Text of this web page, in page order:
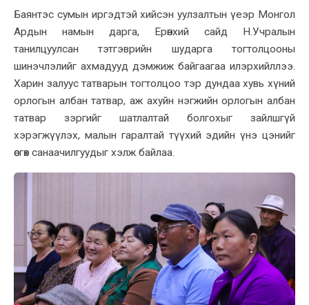
Баянтэс сумын иргэдтэй хийсэн уулзалтын үеэр Монгол
Ардын намын дарга, Ерөнхий сайд Н.Учралын
танилцуулсан тэтгэврийн шударга тогтолцооны
шинэчлэлийг ахмадууд дэмжиж байгаагаа илэрхийллээ.
Харин залуус татварын тогтолцоо тэр дундаа хувь хүний
орлогын албан татвар, аж ахуйн нэгжийн орлогын албан
татвар зэргийг шатлалтай болгохыг зайлшгүй
хэрэгжүүлэх, малын гаралтай түүхий эдийн үнэ цэнийг
өсгөх санаачилгуудыг хэлж байлаа.